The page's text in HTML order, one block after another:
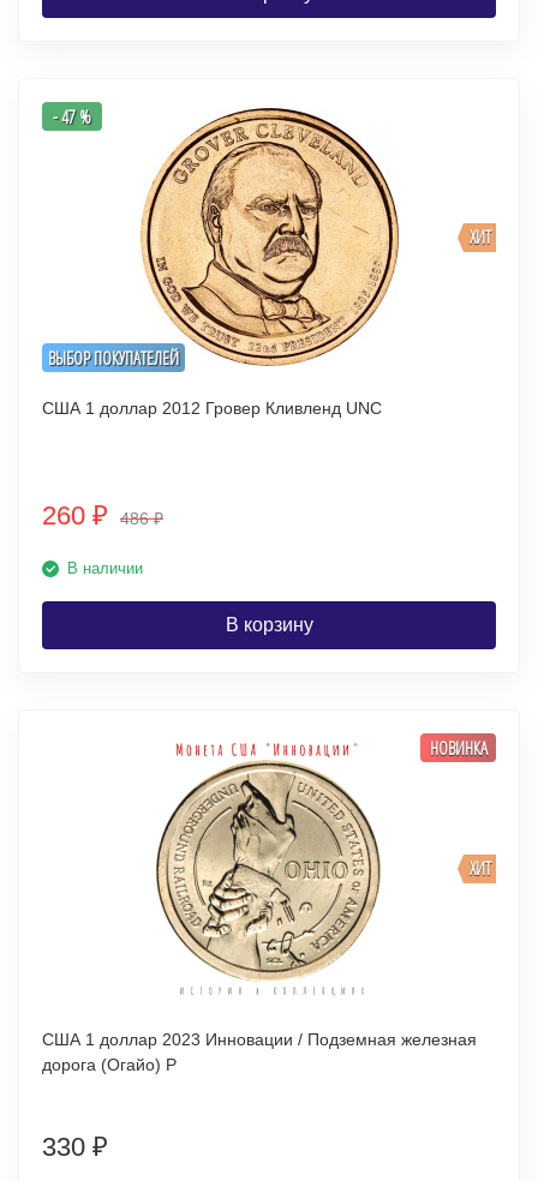
ВЫБОР ПОКУПАТЕЛЕЙ
ХИТ
- 47 %
США 1 доллар 2012 Гровер Кливленд UNC
260 ₽ 486₽
В наличии
В корзину
ХИТ
НОВИНКА
США 1 доллар 2023 Инновации / Подземная железная
дорога (Огайо) P
330 ₽